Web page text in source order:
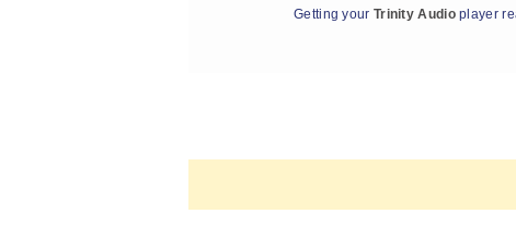
Getting your Trinity Audioplayer